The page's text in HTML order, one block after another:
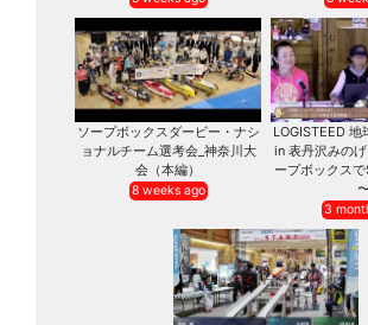
ソープボックスダービー・ナシ
ョナルチーム選考会_神奈川大
会（本編）
8 weeks ago
LOGISTEED
in 表丹沢みの
ープボックス
3